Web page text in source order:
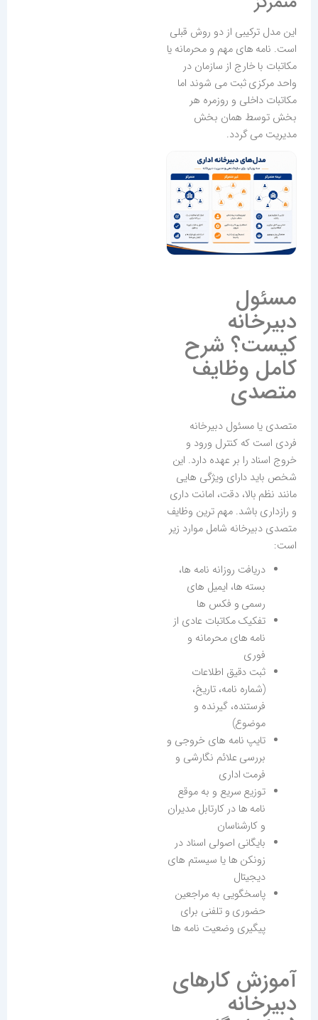
این مدل ترکیبی از دو روش قبلی
است. نامه های مهم و محرمانه یا
مکاتبات با خارج از سازمان در
واحد مرکزی ثبت می شوند اما
مکاتبات داخلی و روزمره هر
بخش توسط همان بخش
مدیریت می گردد.
مسئول
دبیرخانه
کیست؟ شرح
کامل وظایف
متصدی
متصدی یا مسئول دبیرخانه
فردی است که کنترل ورود و
خروج اسناد را بر عهده دارد. این
شخص باید دارای ویژگی هایی
مانند نظم بالا، دقت، امانت داری
و رازداری باشد. مهم ترین وظایف
متصدی دبیرخانه شامل موارد زیر
است:
دریافت روزانه نامه ها،
بسته ها، ایمیل های
رسمی و فکس ها
تفکیک مکاتبات عادی از
نامه های محرمانه و
فوری
ثبت دقیق اطلاعات
(شماره نامه، تاریخ،
فرستنده، گیرنده و
موضوع)
تایپ نامه های خروجی و
بررسی علائم نگارشی و
فرمت اداری
توزیع سریع و به موقع
نامه ها در کارتابل مدیران
و کارشناسان
بایگانی اصولی اسناد در
زونکن ها یا سیستم های
دیجیتال
پاسخگویی به مراجعین
حضوری و تلفنی برای
پیگیری وضعیت نامه ها
آموزش کارهای
دبیرخانه